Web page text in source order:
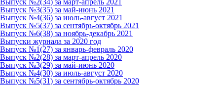
Выпуск №2(34) за март-апрель 2021
Выпуск №3(35) за май-июнь 2021
Выпуск №4(36) за июль-август 2021
Выпуск №5(37) за сентябрь-октябрь 2021
Выпуск №6(38) за ноябрь-декабрь 2021
Выпуски журнала за 2020 год
Выпуск №1(27) за январь-февраль 2020
Выпуск №2(28) за март-апрель 2020
Выпуск №3(29) за май-июнь 2020
Выпуск №4(30) за июль-август 2020
Выпуск №5(31) за сентябрь-октябрь 2020